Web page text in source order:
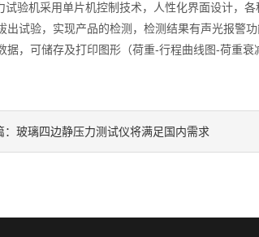
验机采用单片机控制技术，人性化界面设计，
出试验，实现产品的检测，检测结果有声光报警功
据，可储存及打印图形（荷重-行程曲线图-荷重
玻璃四边静压力测试仪将满足国内需求